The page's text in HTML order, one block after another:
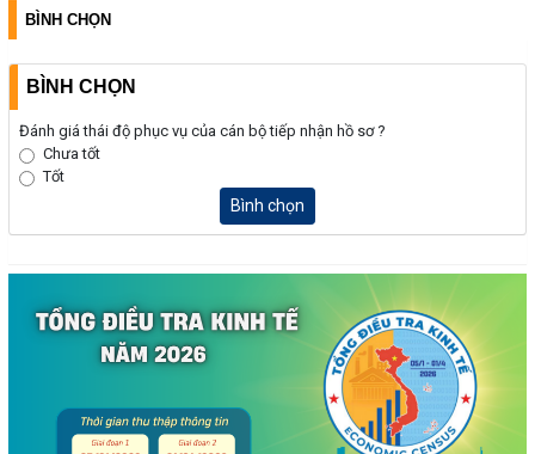
BÌNH CHỌN
BÌNH CHỌN
Đánh giá thái độ phục vụ của cán bộ tiếp nhận hồ sơ ?
Chưa tốt
Tốt
Bình chọn